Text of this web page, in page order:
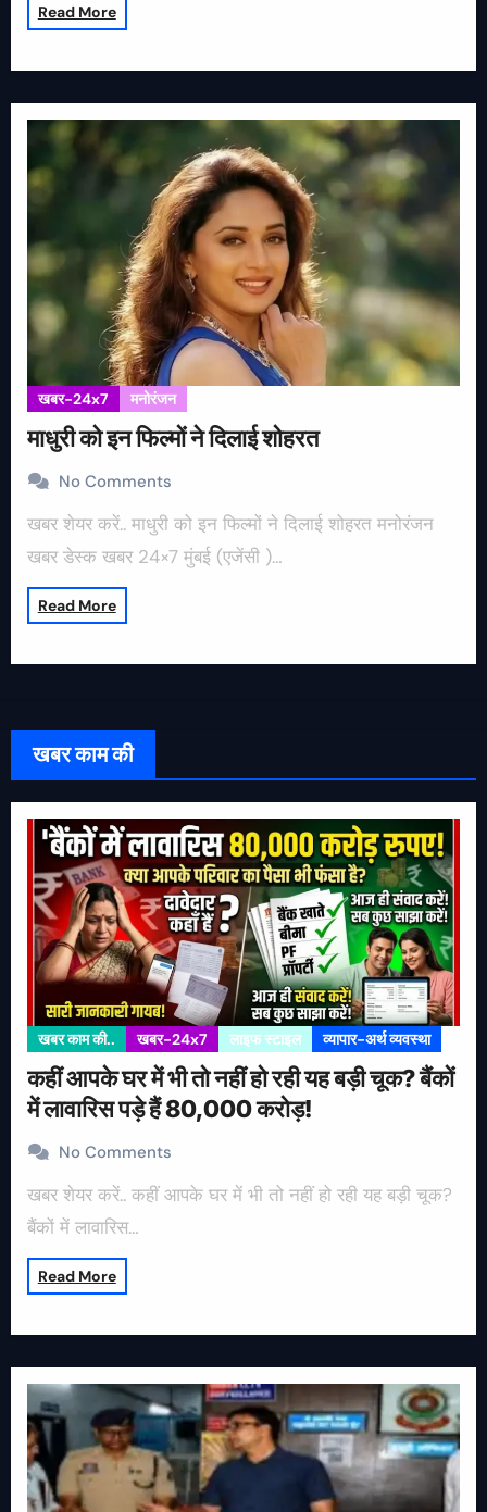
Read More
खबर-24x7 मनोरंजन
माधुरी को इन फिल्मों ने दिलाई शोहरत
No Comments
खबर शेयर करें.. माधुरी को इन फिल्मों ने दिलाई शोहरत मनोरंजन
खबर डेस्क खबर 24×7 मुंबई (एजेंसी )…
Read More
खबर काम की
खबर काम की.. खबर-24x7 लाइफ स्टाइल व्यापार-अर्थ व्यवस्था
कहीं आपके घर में भी तो नहीं हो रही यह बड़ी चूक? बैंकों
में लावारिस पड़े हैं 80,000 करोड़!
No Comments
खबर शेयर करें.. कहीं आपके घर में भी तो नहीं हो रही यह बड़ी चूक?
बैंकों में लावारिस…
Read More